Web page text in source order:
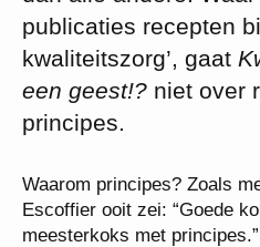
publicaties recepten
kwaliteitszorg’, gaat
een geest!? niet over
principes.
Waarom principes? Zoals
Escoffier ooit zei: “Goede
meesterkoks met